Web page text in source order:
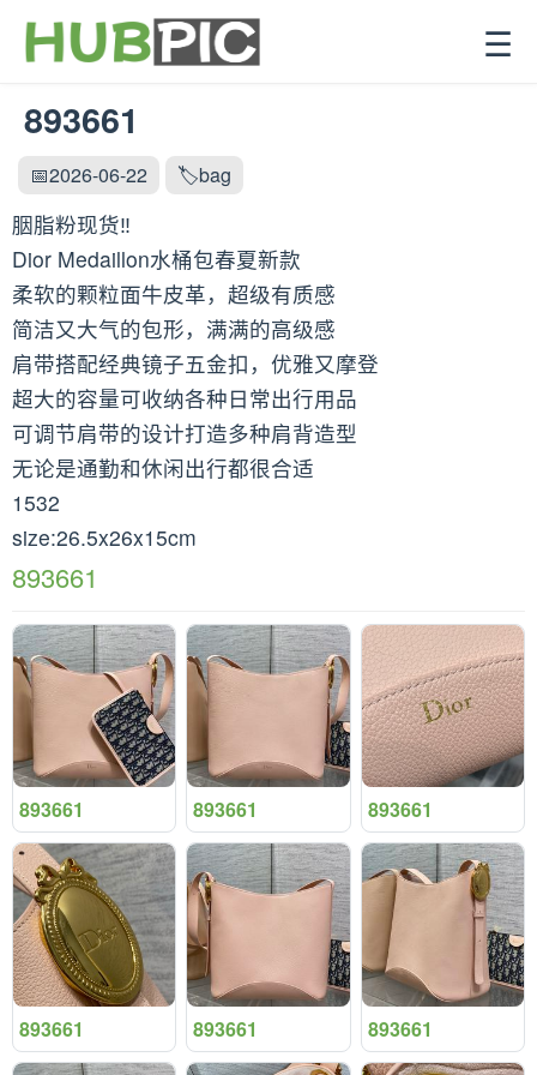
☰
893661
📅2026-06-22 🏷️bag
胭脂粉现货‼️
Dior Medaillon水桶包春夏新款
柔软的颗粒面牛皮革，超级有质感
简洁又大气的包形，满满的高级感
肩带搭配经典镜子五金扣，优雅又摩登
超大的容量可收纳各种日常出行用品
可调节肩带的设计打造多种肩背造型
无论是通勤和休闲出行都很合适
1532
size:26.5x26x15cm
893661
893661 893661 893661
893661 893661 893661